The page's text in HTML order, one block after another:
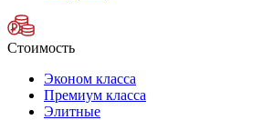
Стоимость
Эконом класса
Премиум класса
Элитные